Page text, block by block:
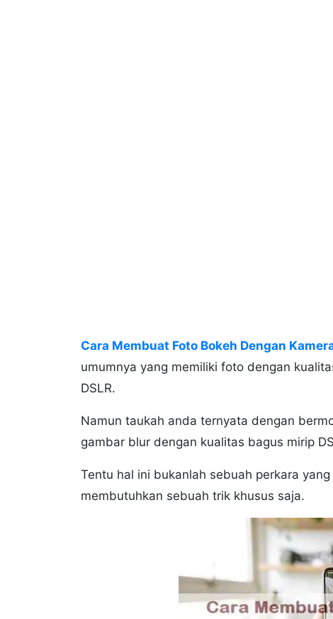
Cara Membuat Foto Bokeh Dengan
umumnya yang memiliki foto dengan
DSLR.
Namun taukah anda ternyata dengan
gambar blur dengan kualitas bagus mirip
Tentu hal ini bukanlah sebuah perkara
membutuhkan sebuah trik khusus saja.